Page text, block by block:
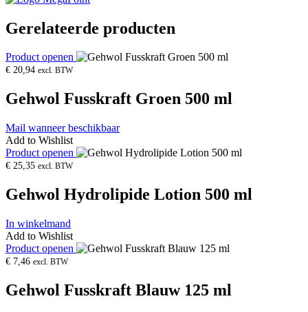
Gerelateerde producten
Product openen
€ 20,94 excl. BTW
Gehwol Fusskraft Groen 500 ml
Mail wanneer beschikbaar
Add to Wishlist
Product openen
€ 25,35 excl. BTW
Gehwol Hydrolipide Lotion 500 ml
In winkelmand
Add to Wishlist
Product openen
€ 7,46 excl. BTW
Gehwol Fusskraft Blauw 125 ml